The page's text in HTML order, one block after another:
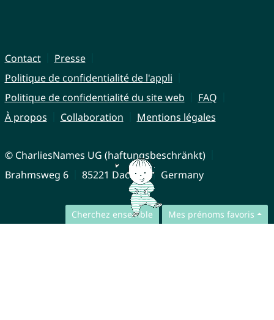
Cherchez ensemble Mes prénoms favoris
Contact
Presse
Politique de confidentialité de l'appli
Politique de confidentialité du site web
FAQ
À propos
Collaboration Mentions légales
© CharliesNames UG (haftungsbeschränkt)
Brahmsweg 6
85221 Dachau Germany